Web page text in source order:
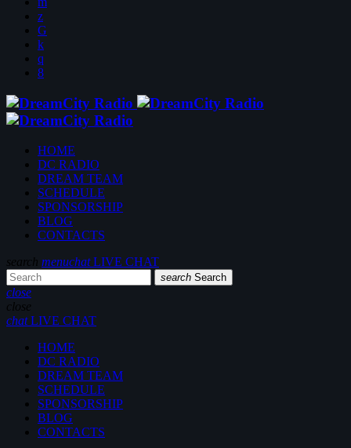
HOME
DC RADIO
DREAM TEAM
SCHEDULE
SPONSORSHIP
BLOG
CONTACTS
search menuchatLIVE CHAT
search Search
close
close
chatLIVE CHAT
HOME
DC RADIO
DREAM TEAM
SCHEDULE
SPONSORSHIP
BLOG
CONTACTS